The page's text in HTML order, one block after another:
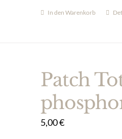
In den Warenkorb
Patch
5,00€